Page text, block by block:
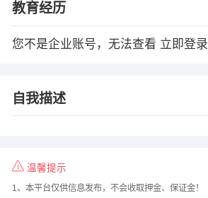
教育经历
您不是企业账号，无法查看 立即登录
自我描述
温馨提示
1、本平台仅供信息发布，不会收取押金、保证金！